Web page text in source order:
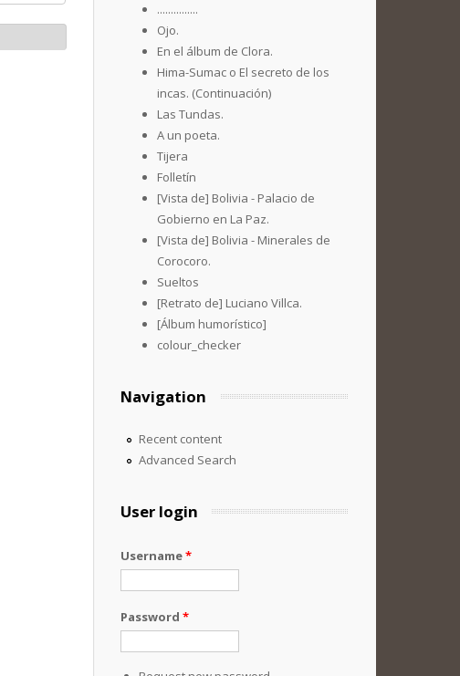
...............
Ojo.
En el álbum de Clora.
Hima-Sumac o El secreto de los
incas. (Continuación)
Las Tundas.
A un poeta.
Tijera
Folletín
[Vista de] Bolivia - Palacio de
Gobierno en La Paz.
[Vista de] Bolivia - Minerales de
Corocoro.
Sueltos
[Retrato de] Luciano Villca.
[Álbum humorístico]
colour_checker
Navigation
Recent content
Advanced Search
User login
Username*
Password *